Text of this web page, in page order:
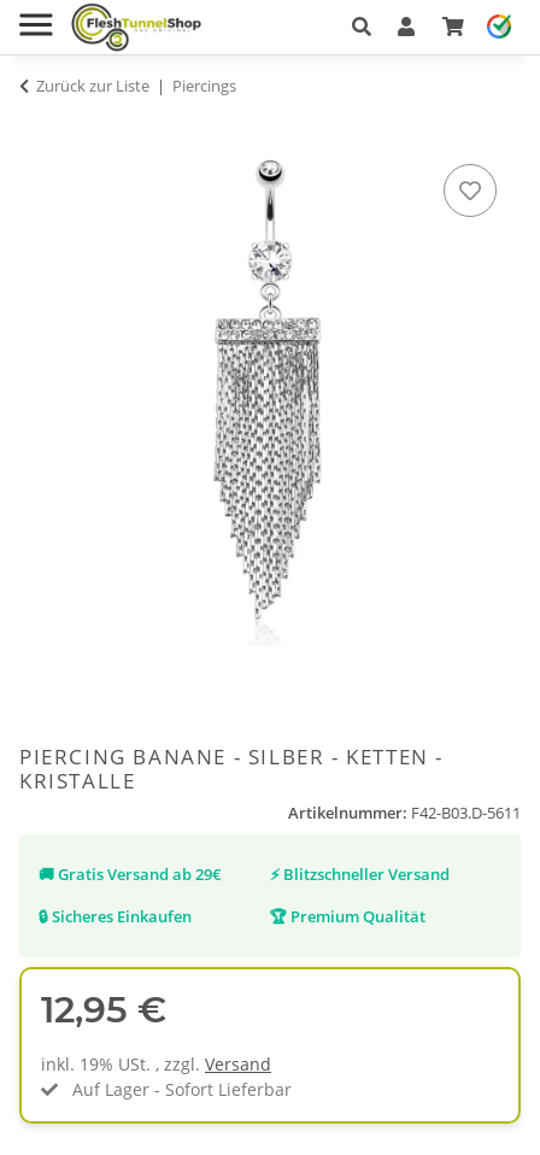
Zurück zur Liste Piercings
PIERCING BANANE - SILBER - KETTEN -
KRISTALLE
Artikelnummer: F42-B03.D-5611
🚚Gratis Versand ab 29€ ⚡ Blitzschneller Versand
🔒Sicheres Einkaufen 🏆 Premium Qualität
12,95 €
inkl. 19% USt. , zzgl. Versand
Auf Lager - Sofort Lieferbar